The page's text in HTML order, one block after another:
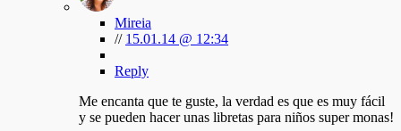
Mireia
// 15.01.14 @ 12:34
Reply
Me encanta que te guste, la verdad es que es muy fácil
y se pueden hacer unas libretas para niños super monas!